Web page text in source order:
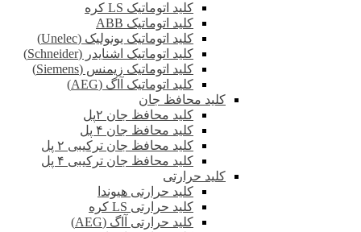
کلید اتوماتیک LS کره
کلید اتوماتیک ABB
کلید اتوماتیک یونولیک (Unelec)
کلید اتوماتیک اشنایدر (Schneider)
کلید اتوماتیک زیمنس (Siemens)
کلید اتوماتیک آاگ (AEG)
کلید محافظ جان
کلید محافظ جان ۲پل
کلید محافظ جان ۴ پل
کلید محافظ جان ترکیبی ۲ پل
کلید محافظ جان ترکیبی ۴ پل
کلید حرارتی
کلید حرارتی هیوندا
کلید حرارتی LS کره
کلید حرارتی آاگ (AEG)